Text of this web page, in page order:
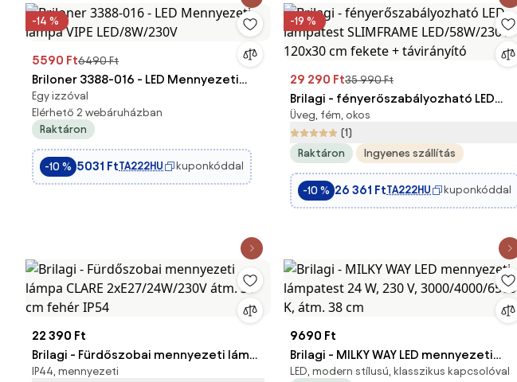
-14 %
5590 Ft6490 Ft
Briloner 3388-016 - LED Mennyezeti
lámpa VIPE LED/8W/230V
Egy izzóval
Elérhető 2 webáruházban
Raktáron
-10 % 5031 FtTA222HU kuponkóddal
-19 %
29 290 Ft35 990 Ft
Brilagi - fényerőszabályozható LED
lámpatest SLIMFRAME LED/58W/230V
120x30 cm fekete + távirányító
Üveg, fém, okos
(1)
Raktáron
Ingyenes szállítás
-10 % 26 361 FtTA222HU kuponkóddal
22 390 Ft
Brilagi - Fürdőszobai mennyezeti lámpa
CLARE 2xE27/24W/230V átm. 30 cm
IP44, mennyezeti
9690 Ft
Brilagi - MILKY WAY LED mennyezeti
lámpatest 24 W, 230 V,
LED, modern stílusú, klasszikus kapcsolóval